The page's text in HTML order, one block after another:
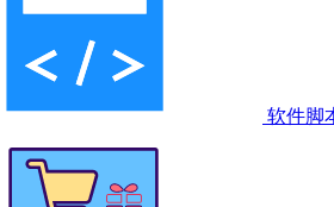
软件脚